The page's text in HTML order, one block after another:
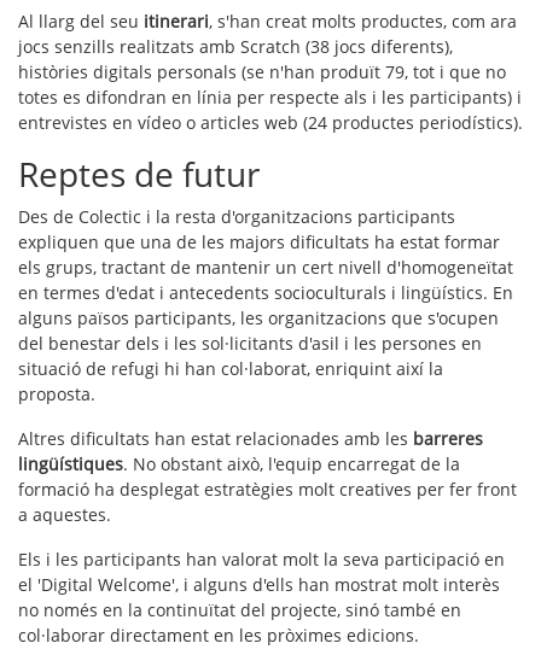
Al llarg del seu itinerari, s'han creat molts productes, com ara
jocs senzills realitzats amb Scratch (38 jocs diferents),
històries digitals personals (se n'han produït 79, tot i que no
totes es difondran en línia per respecte als i les participants) i
entrevistes en vídeo o articles web (24 productes periodístics).
Reptes de futur
Des de Colectic i la resta d'organitzacions participants
expliquen que una de les majors dificultats ha estat formar
els grups, tractant de mantenir un cert nivell d'homogeneïtat
en termes d'edat i antecedents socioculturals i lingüístics. En
alguns països participants, les organitzacions que s'ocupen
del benestar dels i les sol·licitants d'asil i les persones en
situació de refugi hi han col·laborat, enriquint així la
proposta.
Altres dificultats han estat relacionades amb les barreres
lingüístiques. No obstant això, l'equip encarregat de la
formació ha desplegat estratègies molt creatives per fer front
a aquestes.
Els i les participants han valorat molt la seva participació en
el 'Digital Welcome', i alguns d'ells han mostrat molt interès
no només en la continuïtat del projecte, sinó també en
col·laborar directament en les pròximes edicions.